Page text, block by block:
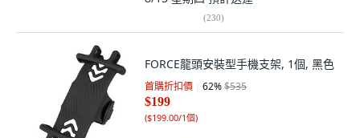
(230)
FORCE龍頭安裝型手機支架, 1個, 黑色
首購折扣價 62%$535
$199
($199.00/1個)